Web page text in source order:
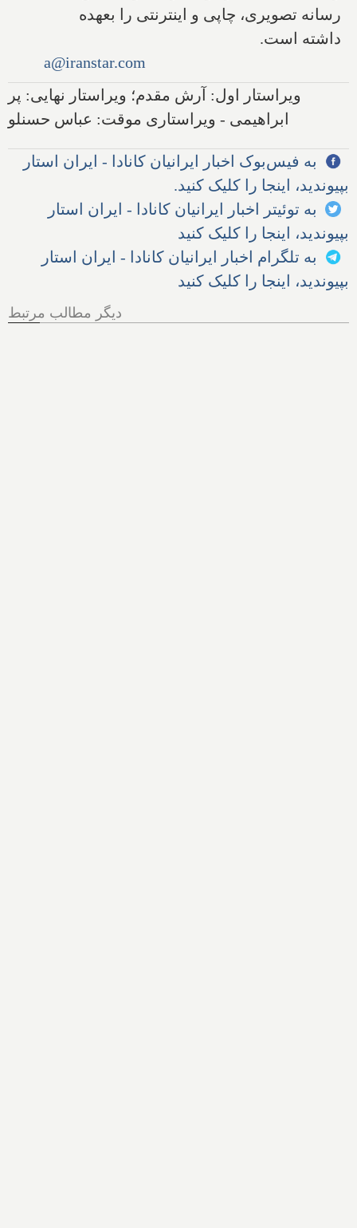
رسانه تصویری، چاپی و اینترنتی را بعهده
داشته است.
a@iranstar.com
ویراستار اول: آرش مقدم؛ ویراستار نهایی: پر
ابراهیمی - ویراستاری موقت: عباس حسنلو
به فیس‌بوک اخبار ایرانیان کانادا - ایران استار
بپیوندید، اینجا را کلیک کنید.
به توئیتر اخبار ایرانیان کانادا - ایران استار
بپیوندید، اینجا را کلیک کنید
به تلگرام اخبار ایرانیان کانادا - ایران استار
بپیوندید، اینجا را کلیک کنید
دیگر مطالب مرتبط